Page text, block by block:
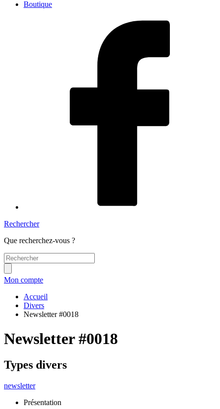
Boutique
Rechercher
Que recherchez-vous ?
Mon compte
Accueil
Divers
Newsletter #0018
Newsletter #0018
Types divers
newsletter
Présentation